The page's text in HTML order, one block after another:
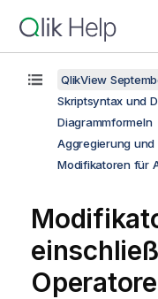
QlikView
Skriptsyntax und
Diagrammformeln
Aggregierung
Modifikatoren für